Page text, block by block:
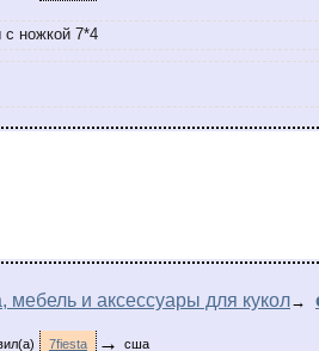
с ножкой 7*4
мебель и аксессуары для кукол→
7fiesta → сша